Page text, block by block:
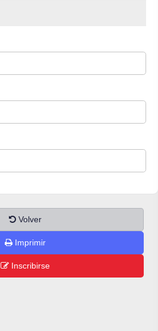
Volver
Imprimir
Inscribirse